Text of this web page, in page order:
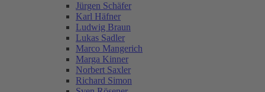
Jürgen Schäfer
Karl Häfner
Ludwig Braun
Lukas Sadler
Marco Mangerich
Marga Kinner
Norbert Saxler
Richard Simon